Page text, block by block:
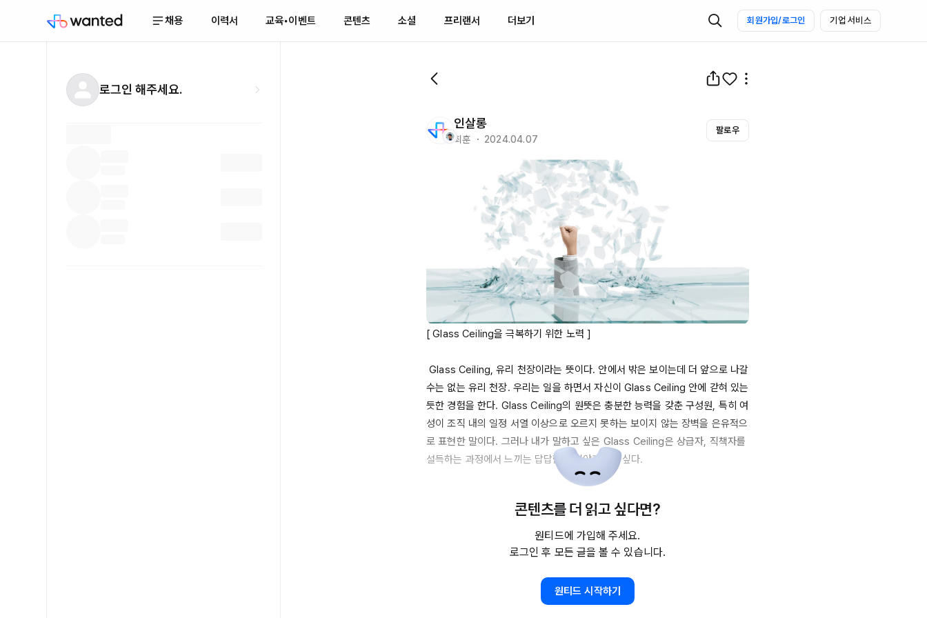
채용 이력서 교육•이벤트 콘텐츠 소셜 프리랜서 더보기 회원가입/로그인 기업 서비스
로그인 해주세요.
인살롱
최훈 ・ 2024.04.07
팔로우
[ Glass Ceiling을 극복하기 위한 노력 ]
Glass Ceiling, 유리 천장이라는 뜻이다. 안에서 밖은 보이는데 더 앞으로 나갈
수는 없는 유리 천장. 우리는 일을 하면서 자신이 Glass Ceiling 안에 갇혀 있는
듯한 경험을 한다. Glass Ceiling의 원뜻은 충분한 능력을 갖춘 구성원, 특히 여
성이 조직 내의 일정 서열 이상으로 오르지 못하는 보이지 않는 장벽을 은유적으
로 표현한 말이다. 그러나 내가 말하고 싶은 Glass Ceiling은 상급자, 직책자를
설득하는 과정에서 느끼는 답답함을 이야기하고 싶다.
설득은 말과 보고서를 통해 진행이 되는데 상급자를 설득하는 과정에서 항상
‘탁’하고 막히는 상황을 가끔씩 마주하게 된다.
해하기 쉽고 타기업에서도 많이 쓰는 것으로 바꾸는 것과 변화관리가 필요한 시
점에서 직원들에게 짥게나마 변화관리의 필요성, 변화를 마주하는 자세에 대한
콘텐츠를 더 읽고 싶다면?
원티드에 가입해 주세요.
로그인 후 모든 글을 볼 수 있습니다.
원티드 시작하기